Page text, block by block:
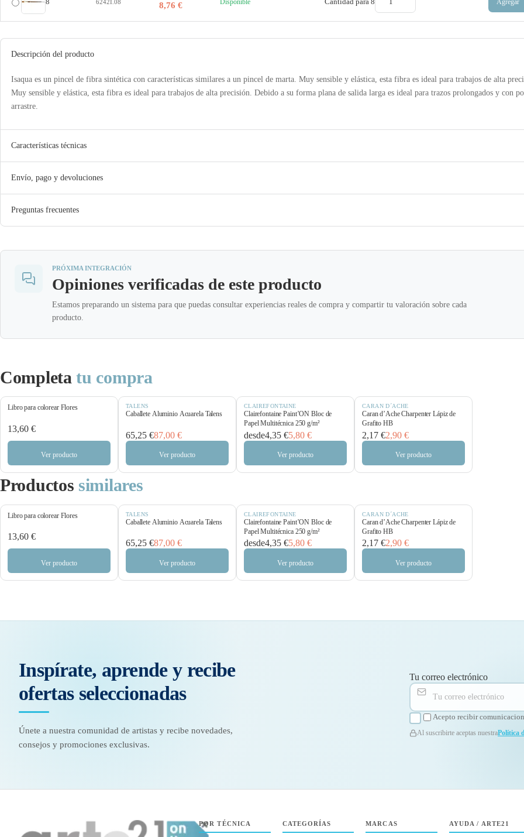
6242I.08 8,76 € Disponible
Descripción del producto
Isaqua es un pincel de fibra sintética con características similares a un pincel de marta. Muy sensible y elástica, esta fibra es ideal para trabajos de alta
Muy sensible y elástica, esta fibra es ideal para trabajos de alta precisión. Debido a su forma plana de salida larga es ideal para trazos prolongados y con
arrastre.
Características técnicas
Envío, pago y devoluciones
Preguntas frecuentes
PRÓXIMA INTEGRACIÓN
Opiniones verificadas de este producto
Estamos preparando un sistema para que puedas consultar experiencias reales de compra y compartir tu valoración sobre cada
producto.
Completa tu compra
Libro para colorear Flores
13,60 €
Ver producto
TALENS
Caballete Aluminio Acuarela Talens
65,25 €87,00 €
Ver producto
CLAIREFONTAINE
Clairefontaine Paint’ON Bloc de
Papel Multitécnica 250 g/m²
desde4,35 €5,80 €
Ver producto
CARAN D´ACHE
Caran d’Ache Charpenter Lápiz de
Grafito HB
2,17 €2,90 €
Ver producto
Productos similares
Libro para colorear Flores
13,60 €
Ver producto
TALENS
Caballete Aluminio Acuarela Talens
65,25 €87,00 €
Ver producto
CLAIREFONTAINE
Clairefontaine Paint’ON Bloc de
Papel Multitécnica 250 g/m²
desde4,35 €5,80 €
Ver producto
CARAN D´ACHE
Caran d’Ache Charpenter Lápiz de
Grafito HB
2,17 €2,90 €
Ver producto
Inspírate, aprende y recibe
ofertas seleccionadas
Únete a nuestra comunidad de artistas y recibe novedades,
consejos y promociones exclusivas.
Tu correo electrónico
Acepto recibir
Al suscribirte aceptas nuestraPolítica
POR TÉCNICA CATEGORÍAS MARCAS AYUDA / ARTE21